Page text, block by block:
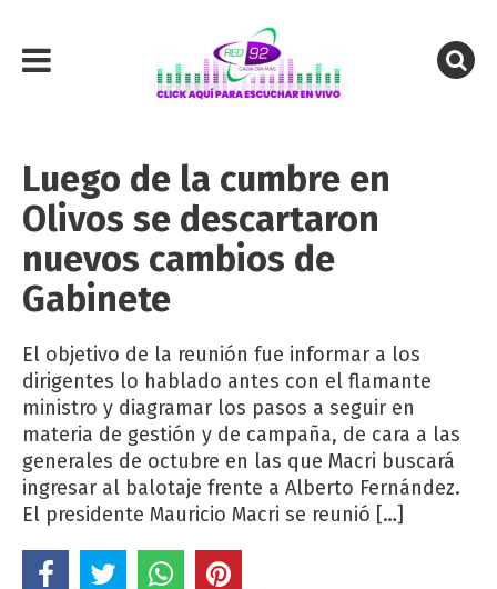
Luego de la cumbre en
Olivos se descartaron
nuevos cambios de
Gabinete
El objetivo de la reunión fue informar a los
dirigentes lo hablado antes con el flamante
ministro y diagramar los pasos a seguir en
materia de gestión y de campaña, de cara a las
generales de octubre en las que Macri buscará
ingresar al balotaje frente a Alberto Fernández.
El presidente Mauricio Macri se reunió […]